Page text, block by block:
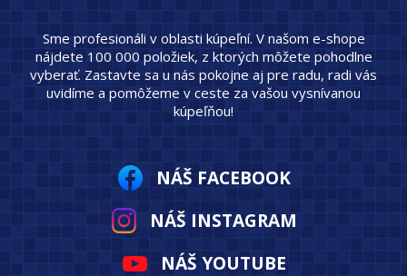
Sme profesionáli v oblasti kúpeľní. V našom e-shope
nájdete 100 000 položiek, z ktorých môžete pohodlne
vyberať. Zastavte sa u nás pokojne aj pre radu, radi vás
uvidíme a pomôžeme v ceste za vašou vysnívanou
kúpeľňou!
NÁŠ FACEBOOK
NÁŠ INSTAGRAM
NÁŠ YOUTUBE